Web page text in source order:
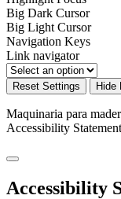
Big Dark Cursor
Big Light Cursor
Navigation Keys
Link navigator
Reset Settings Hide
Maquinaria para
Accessibility Statement
Accessibility